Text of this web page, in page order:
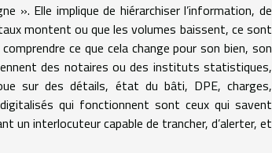
Elle implique de hiérarchiser l’information, de
montent ou que les volumes baissent, ce sont
ce que cela change pour son bien, son
des notaires ou des instituts statistiques,
sur des détails, état du bâti, DPE, charges,
qui fonctionnent sont ceux qui savent
un interlocuteur capable de trancher, d’alerter, et